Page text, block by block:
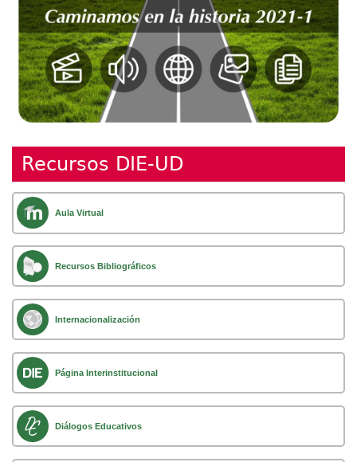
Recursos DIE-UD
Aula Virtual
Recursos Bibliográficos
Internacionalización
Página Interinstitucional
Diálogos Educativos